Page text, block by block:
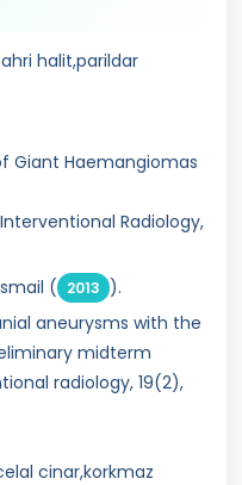
halit,parildar
Giant Haemangiomas
Radiology,
( 2013 ).
aneurysms with the
midterm
radiology, 19(2),
cinar,korkmaz